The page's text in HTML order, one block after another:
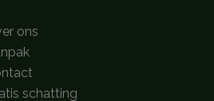
ons
schatting